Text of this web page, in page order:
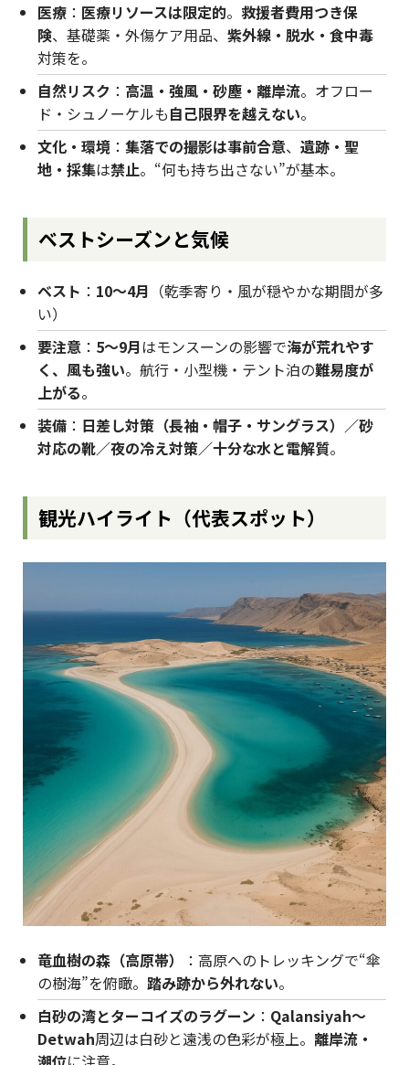
医療 ： 医療リソースは限定的。 救援者費用つき保
険、基礎薬・外傷ケア用品、 紫外線・脱水・食中毒
対策を。
自然リスク ： 高温・強風・砂塵・離岸流。オフロー
ド・シュノーケルも自己限界を越えない。
文化・環境 ： 集落での撮影は事前合意、 遺跡・聖
地・採集は禁止。“何も持ち出さない”が基本。
ベストシーズンと気候
ベスト ： 10〜4月 （乾季寄り・風が穏やかな期間が多
い）
要注意 ： 5〜9月はモンスーンの影響で海が荒れやす
く、風も強い。航行・小型機・テント泊の難易度が
上がる。
装備 ： 日差し対策（長袖・帽子・サングラス）／砂
対応の靴／夜の冷え対策／十分な水と電解質。
観光ハイライト（代表スポット）
竜血樹の森（高原帯）
：高原へのトレッキングで“傘
の樹海”を俯瞰。 踏み跡から外れない。
白砂の湾とターコイズのラグーン ： Qalansiyah〜
Detwah周辺は白砂と遠浅の色彩が極上。 離岸流・